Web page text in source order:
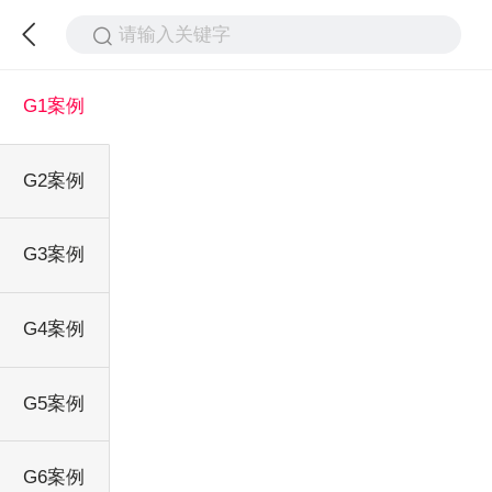
请输入关键字
G1案例
G2案例
G3案例
G4案例
G5案例
G6案例